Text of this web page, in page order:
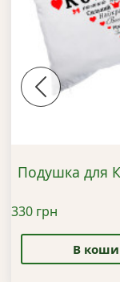
Previous
Подушка для
330 грн
В